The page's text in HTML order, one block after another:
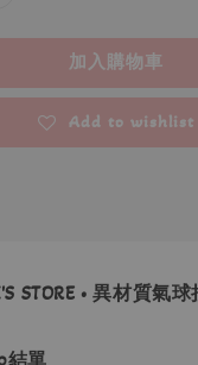
加入購物車
Add to wishlist
STORE • 異材質氣
結單